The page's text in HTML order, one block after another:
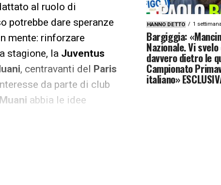
al ruolo di
potrebbe dare speranze
mente: rinforzare
stagione, la Juventus
, centravanti del Paris
da parte di club
abbia le idee
bianconera.
HANNO DETTO 1
Bargiggia:
Nazionale. Vi
davvero dietro le
Campionato
italiano»